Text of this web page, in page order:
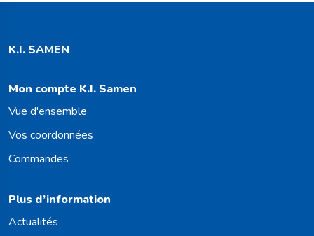
K.I. SAMEN
Mon compte K.I. Samen
Vue d'ensemble
Vos coordonnées
Commandes
Plus d’information
Actualités